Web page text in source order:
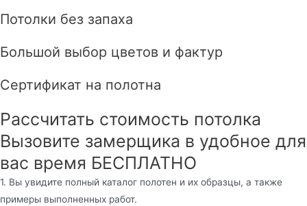
Потолки без запаха
Большой выбор цветов и фактур
Сертификат на полотна
Рассчитать стоимость потолка
Вызовите замерщика в удобное для
вас время БЕСПЛАТНО
1. Вы увидите полный каталог полотен и их образцы, а также
примеры выполненных работ.